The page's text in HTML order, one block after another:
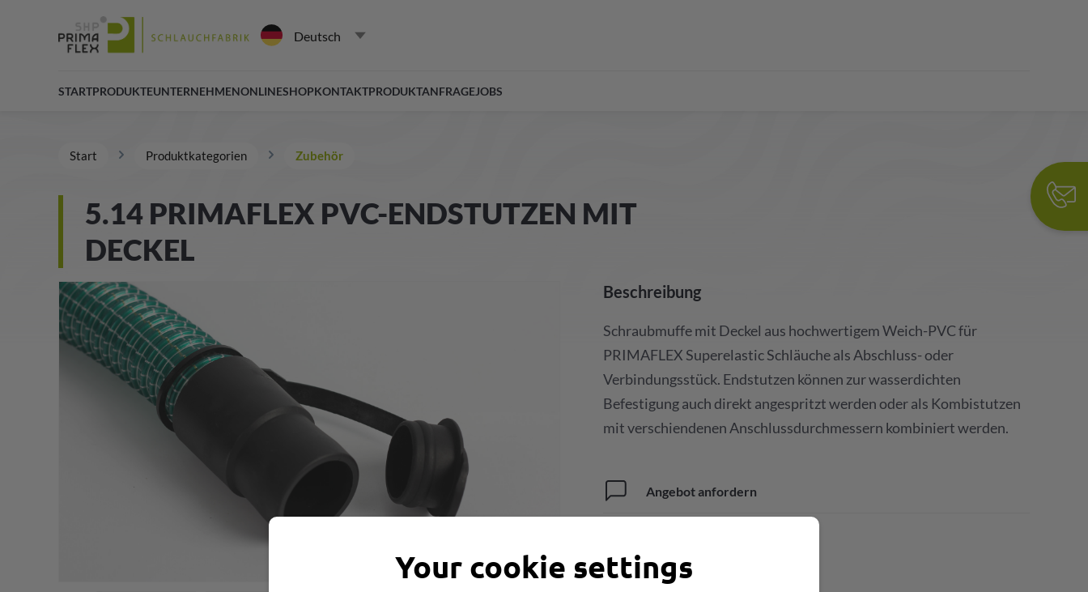
Deutsch
STARTPRODUKTEUNTERNEHMENONLINESHOPKONTAKTPRODUKTANFRAGEJOBS
Start Produktkategorien Zubehör
5.14 PRIMAFLEX PVC-ENDSTUTZEN MIT
DECKEL
Beschreibung
Schraubmuffe mit Deckel aus hochwertigem Weich-PVC für
PRIMAFLEX Superelastic Schläuche als Abschluss- oder
Verbindungsstück. Endstutzen können zur wasserdichten
Befestigung auch direkt angespritzt werden oder als Kombistutzen
mit verschiendenen Anschlussdurchmessern kombiniert werden.
Angebot anfordern
Your cookie settings